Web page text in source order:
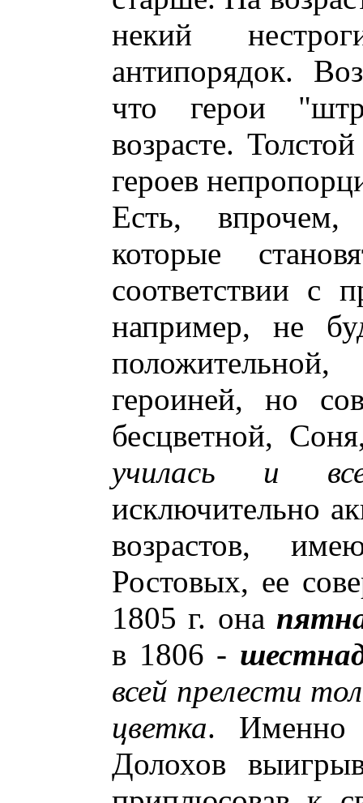
некий
антипорядок.
что герои
возрасте.
героев
Есть,
которые
соответствии с
например, не
героиней, но
бесцветной,
училась и
исключительно
возрастов,
Ростовых, ее
1805 г. она
в 1806 -
всей прелести
цветка. Именно
Долохов